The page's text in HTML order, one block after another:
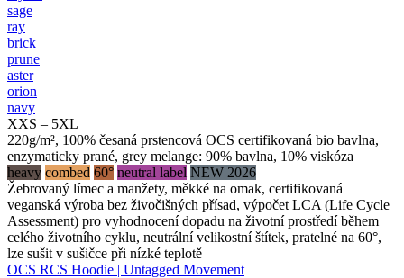
sage
ray
brick
prune
aster
orion
navy
XXS – 5XL
220g/m², 100% česaná prstencová OCS certifikovaná bio bavlna,
enzymaticky prané, grey melange: 90% bavlna, 10% viskóza
heavy combed 60° neutral label NEW 2026
Žebrovaný límec a manžety, měkké na omak, certifikovaná
veganská výroba bez živočišných přísad, výpočet LCA (Life Cycle
Assessment) pro vyhodnocení dopadu na životní prostředí během
celého životního cyklu, neutrální velikostní štítek, pratelné na 60°,
lze sušit v sušičce při nízké teplotě
OCS RCS Hoodie | Untagged Movement